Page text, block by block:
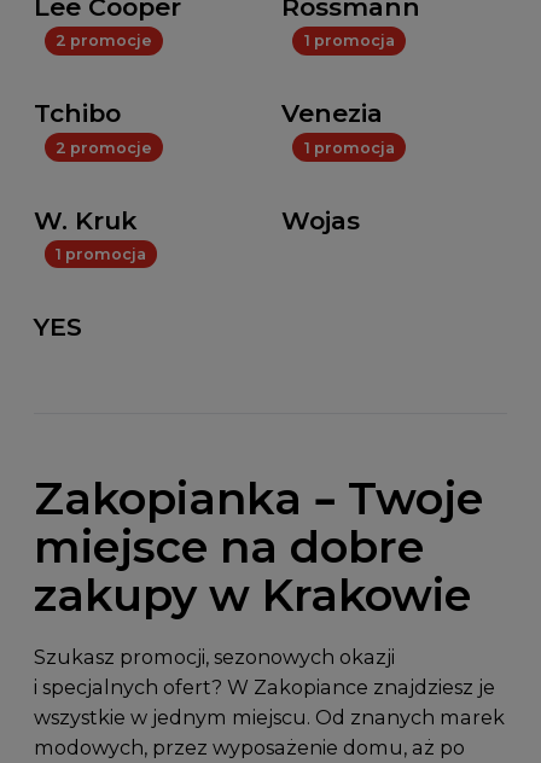
Lee Cooper Rossmann
2 promocje
Tchibo
1 promocja
Venezia
2 promocje
W. Kruk
1 promocja
Wojas
1 promocja
YES
Zakopianka – Twoje
miejsce na dobre
zakupy w Krakowie
Szukasz promocji, sezonowych okazji
i specjalnych ofert? W Zakopiance znajdziesz je
wszystkie w jednym miejscu. Od znanych marek
modowych, przez wyposażenie domu, aż po